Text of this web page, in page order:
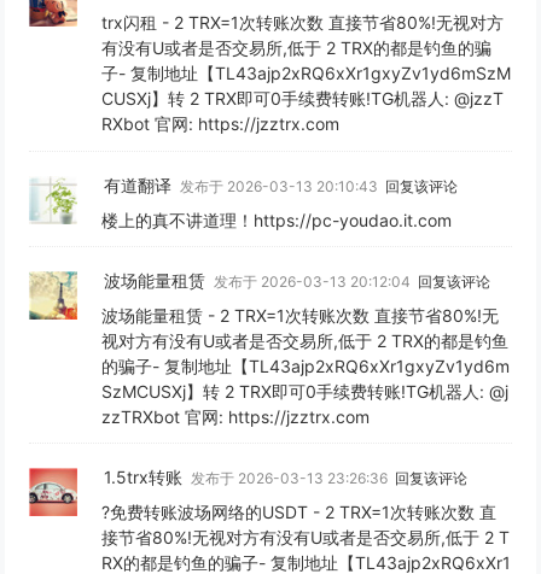
trx闪租 - 2 TRX=1次转账次数 直接节省80%!无视对方
有没有U或者是否交易所,低于 2 TRX的都是钓鱼的骗
子- 复制地址【TL43ajp2xRQ6xXr1gxyZv1yd6mSzM
CUSXj】转 2 TRX即可0手续费转账!TG机器人: @jzzT
RXbot 官网: https://jzztrx.com
有道翻译 发布于 2026-03-13 20:10:43 回复该评论
楼上的真不讲道理！https://pc-youdao.it.com
波场能量租赁 发布于 2026-03-13 20:12:04 回复该评论
波场能量租赁 - 2 TRX=1次转账次数 直接节省80%!无
视对方有没有U或者是否交易所,低于 2 TRX的都是钓鱼
的骗子- 复制地址【TL43ajp2xRQ6xXr1gxyZv1yd6m
SzMCUSXj】转 2 TRX即可0手续费转账!TG机器人: @j
zzTRXbot 官网: https://jzztrx.com
1.5trx转账 发布于 2026-03-13 23:26:36 回复该评论
?免费转账波场网络的USDT - 2 TRX=1次转账次数 直
接节省80%!无视对方有没有U或者是否交易所,低于 2 T
RX的都是钓鱼的骗子- 复制地址【TL43ajp2xRQ6xXr1